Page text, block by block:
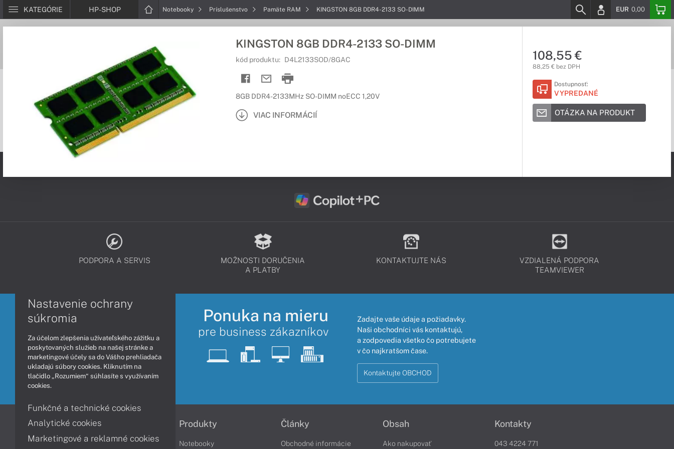
KATEGÓRIE HP-SHOP Notebooky Príslušenstvo Pamäte RAM KINGSTON 8GB DDR4-2133 SO-DIMM EUR 0,00
KINGSTON 8GB DDR4-2133 SO-DIMM
kód produktu: D4L2133SOD/8GAC
8GB DDR4-2133MHz SO-DIMM noECC 1,20V
VIAC INFORMÁCIÍ
108,55 €
88,25 € bez DPH
Dostupnosť:
VYPREDANÉ
OTÁZKA NA PRODUKT
PODPORA A SERVIS
MOŽNOSTI DORUČENIA
A PLATBY
KONTAKTUJTE NÁS
VZDIALENÁ PODPORA
TEAMVIEWER
Ponuka na mieru
pre business zákazníkov
Zadajte vaše údaje a požiadavky.
Naši obchodníci vás kontaktujú,
a zodpovedia všetko čo potrebujete
v čo najkratšom čase.
Kontaktujte OBCHOD
Informácie
Obchodné podmienky
Produkty
Notebooky
Články
Obchodné informácie
Obsah
Ako nakupovať
Kontakty
043 4224 771
Nastavenie ochrany
súkromia
Za účelom zlepšenia užívateľského zážitku a
poskytovaných služieb na našej stránke a
marketingové účely sa do Vášho prehliadača
ukladajú súbory cookies. Kliknutím na
tlačidlo „Rozumiem“ súhlasíte s využívaním
cookies.
Funkčné a technické cookies
Analytické cookies
Marketingové a reklamné cookies